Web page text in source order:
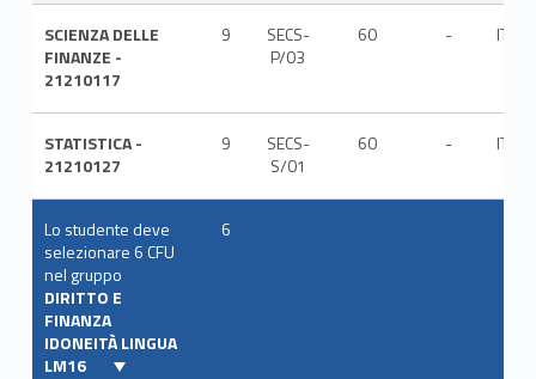
SCIENZA DELLE
FINANZE -
21210117
9
SECS-
P/03
60 - ITA
STATISTICA -
21210127
9
SECS-
S/01
60 - ITA
Lo studente deve
selezionare 6 CFU
nel gruppo
DIRITTO E
FINANZA
IDONEITÀ LINGUA
LM16
6